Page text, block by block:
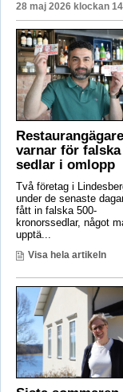
28 maj 2026 klockan
Restaurangägare
varnar för falska
sedlar i omlopp
Två företag i
under de senaste
fått in falska 500-
kronorssedlar, något
upptä...
Visa hela artikeln